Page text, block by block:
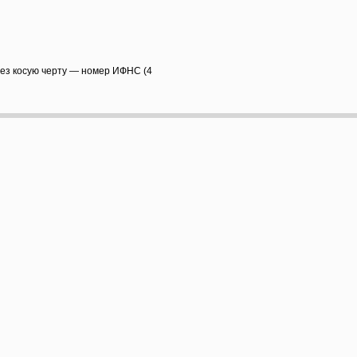
косую черту — номер ИФНС (4